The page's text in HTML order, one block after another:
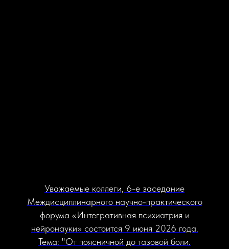
Уважаемые коллеги, 6-е заседание
Междисциплинарного научно-практического
форума «Интегративная психиатрия и
нейронауки» состоится 9 июня 2026 года.
Тема: "От поясничной до тазовой боли.